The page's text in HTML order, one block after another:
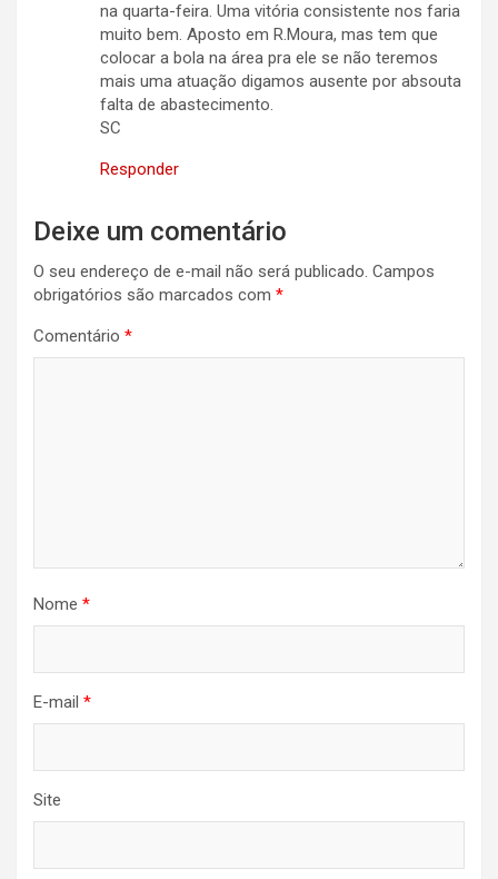
na quarta-feira. Uma vitória consistente nos faria
muito bem. Aposto em R.Moura, mas tem que
colocar a bola na área pra ele se não teremos
mais uma atuação digamos ausente por absouta
falta de abastecimento.
SC
Responder
Deixe um comentário
O seu endereço de e-mail não será publicado. Campos
obrigatórios são marcados com *
Comentário *
Nome *
E-mail *
Site